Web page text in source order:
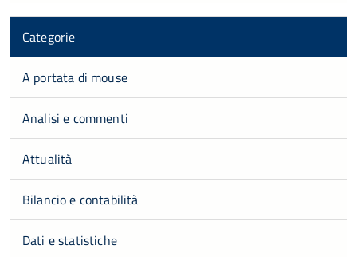
Categorie
A portata di mouse
Analisi e commenti
Attualità
Bilancio e contabilità
Dati e statistiche